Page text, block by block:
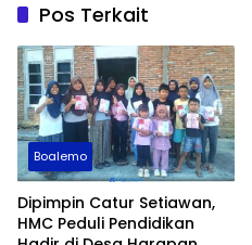
Pos Terkait
Boalemo
Dipimpin Catur Setiawan,
HMC Peduli Pendidikan